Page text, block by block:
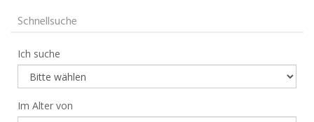
Schnellsuche
Ich suche
Im Alter von